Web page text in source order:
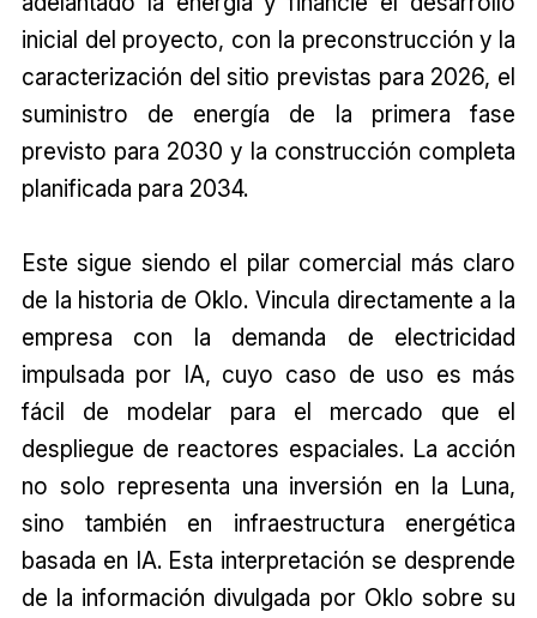
inicial del proyecto, con la preconstrucción y la
caracterización del sitio previstas para 2026, el
suministro de energía de la primera fase
previsto para 2030 y la construcción completa
planificada para 2034.
Este sigue siendo el pilar comercial más claro
de la historia de Oklo. Vincula directamente a la
empresa con la demanda de electricidad
impulsada por IA, cuyo caso de uso es más
fácil de modelar para el mercado que el
despliegue de reactores espaciales. La acción
no solo representa una inversión en la Luna,
sino también en infraestructura energética
basada en IA. Esta interpretación se desprende
de la información divulgada por Oklo sobre su